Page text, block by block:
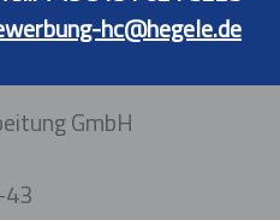
hc@hegele.de
GmbH